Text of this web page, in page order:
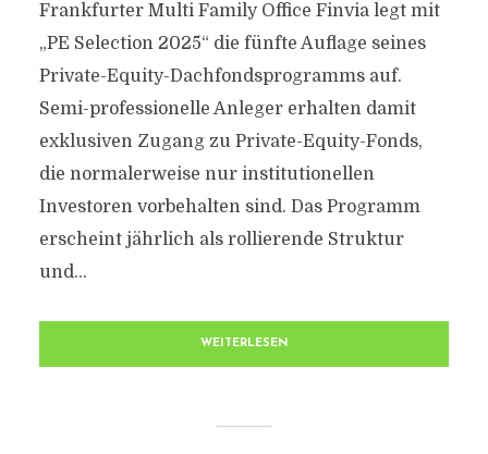
Frankfurter Multi Family Office Finvia legt mit
„PE Selection 2025“ die fünfte Auflage seines
Private-Equity-Dachfondsprogramms auf.
Semi-professionelle Anleger erhalten damit
exklusiven Zugang zu Private-Equity-Fonds,
die normalerweise nur institutionellen
Investoren vorbehalten sind. Das Programm
erscheint jährlich als rollierende Struktur
und...
WEITERLESEN